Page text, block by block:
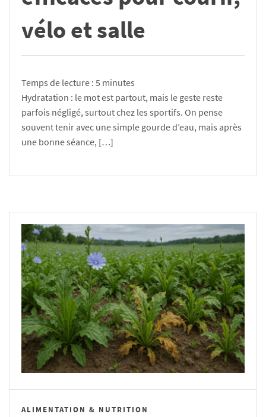
vélo et salle
Temps de lecture : 5 minutes
Hydratation : le mot est partout, mais le geste reste
parfois négligé, surtout chez les sportifs. On pense
souvent tenir avec une simple gourde d’eau, mais après
une bonne séance, […]
ALIMENTATION & NUTRITION